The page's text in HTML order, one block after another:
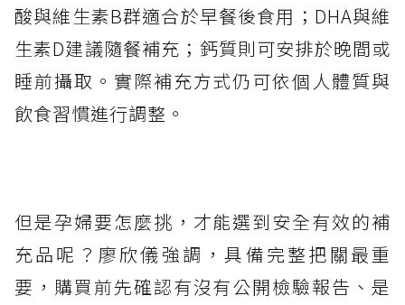
酸與維生素B群適合於早餐後食用；DHA與維
生素D建議隨餐補充；鈣質則可安排於晚間或
睡前攝取。實際補充方式仍可依個人體質與
飲食習慣進行調整。
但是孕婦要怎麼挑，才能選到安全有效的補
充品呢？廖欣儀強調，具備完整把關最重
要，購買前先確認有沒有公開檢驗報告、是